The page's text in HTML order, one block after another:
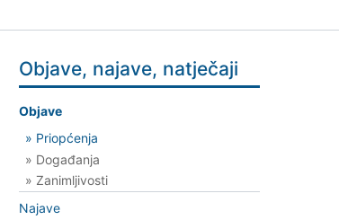
Objave, najave, natječaji
Objave
» Priopćenja
» Događanja
» Zanimljivosti
Najave